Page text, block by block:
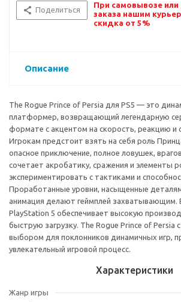
Поделиться
При самовывозе или
заказа нашим
скидка от 5%
Описание
The Rogue Prince of Persia для PS5 — это
платформер, возвращающий легендарную
формате с акцентом на скорость, реакцию и
Игрокам предстоит взять на себя роль
опасное приключение, полное ловушек,
сочетает акробатику, сражения и элементы
экспериментировать с тактиками и
Проработанные уровни, насыщенные
анимация делают геймплей захватывающим.
PlayStation 5 обеспечивает высокую
быструю загрузку. The Rogue Prince of Persia
выбором для поклонников динамичных игр,
увлекательный игровой процесс.
Характеристики
Жанр игры